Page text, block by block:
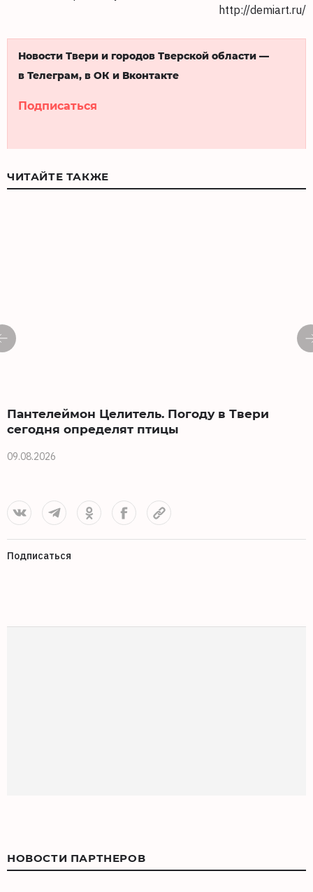
http://demiart.ru/
Новости Твери и городов Тверской области —
в Телеграм, в ОК и Вконтакте
Подписаться
ЧИТАЙТЕ ТАКЖЕ
Пантелеймон Целитель. Погоду в Твери
сегодня определят птицы
09.08.2026
Подписаться
НОВОСТИ ПАРТНЕРОВ